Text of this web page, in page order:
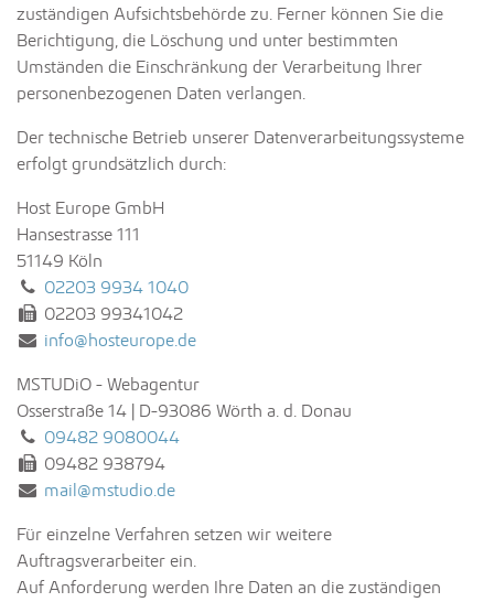
zuständigen Aufsichtsbehörde zu. Ferner können Sie die
Berichtigung, die Löschung und unter bestimmten
Umständen die Einschränkung der Verarbeitung Ihrer
personenbezogenen Daten verlangen.
Der technische Betrieb unserer Datenverarbeitungssysteme
erfolgt grundsätzlich durch:
Host Europe GmbH
Hansestrasse 111
51149 Köln
Tel.: 02203 9934 1040
Fax: 02203 99341042
E-Mail:info@hosteurope.de
MSTUDiO - Webagentur
Osserstraße 14 | D-93086 Wörth a. d. Donau
Tel.: 09482 9080044
Fax: 09482 938794
E-Mail:mail@mstudio.de
Für einzelne Verfahren setzen wir weitere
Auftragsverarbeiter ein.
Auf Anforderung werden Ihre Daten an die zuständigen